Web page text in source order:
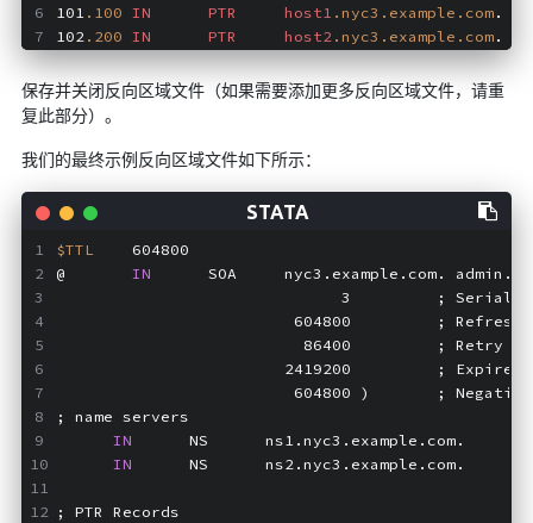
101 .100 IN PTR host1 .nyc3 .example .com.  ;
102 .200 IN PTR host2 .nyc3 .example .com.  ;
保存并关闭反向区域文件（如果需要添加更多反向区域文件，请重
复此部分）。
我们的最终示例反向区域文件如下所示：
$TTL
    604800
@ IN
SOA     nyc3.example.com.
                              3         ; Serial
                         604800         ; Refresh
                          86400         ; Retry
                        2419200         ; Expire
604800 )       ;
; name servers
IN
      NS      ns1.nyc3.example.com.
IN
      NS      ns2.nyc3.example.com.
; PTR Records